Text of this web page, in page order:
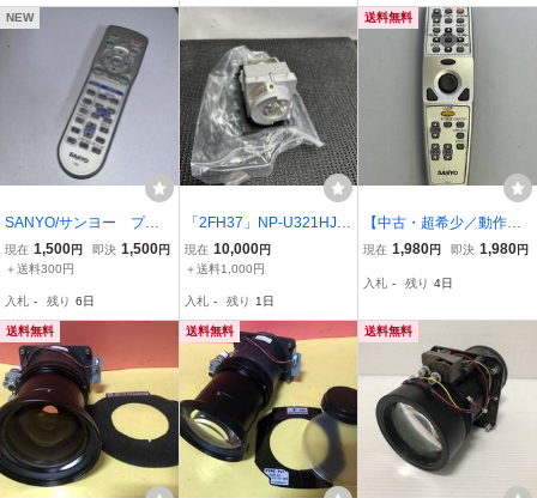
NEW
SANYO/サンヨー プロ
ジェクター リモコン
CXSF
現在 1,500円 即決 1,500円
＋送料300円
入札 - 残り 6日
「2FH37」NP-U321HJD
専用のACランプ 交換用
ランプ：NP34LP 保管未
現在 10,000円
＋送料1,000円
入札 - 残り 1日
送料無料
【中古・超希少／動作確
認済】★ＳＡＮＹＯ：プ
（ＣＸＬＺ）★
現在 1,980円 即決 1,980円
入札 - 残り 4日
送料無料 送料無料 送料無料